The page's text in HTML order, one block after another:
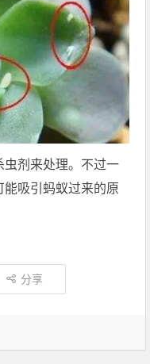
虫剂来处理。不过一
吸引蚂蚁过来的原
分享